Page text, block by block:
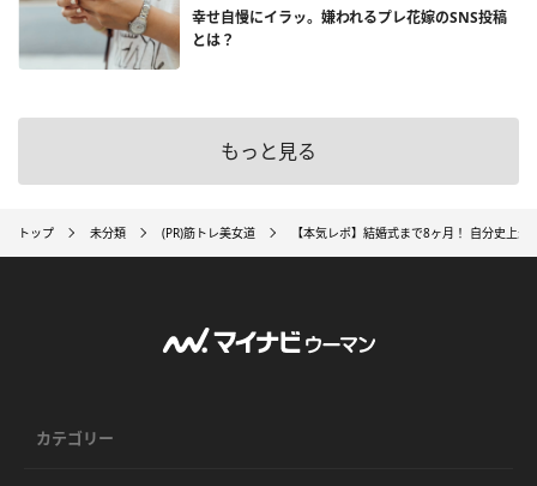
幸せ自慢にイラッ。嫌われるプレ花嫁のSNS投稿
とは？
もっと見る
トップ 未分類 (PR)筋トレ美女道 【本気レポ】結婚式まで8ヶ月！ 自分史上
カテゴリー